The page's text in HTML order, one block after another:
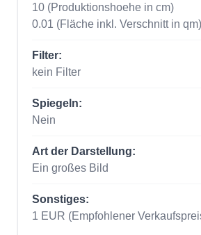
10 (Produktionshoehe in cm)
0.01 (Fläche inkl. Verschnitt in qm)
Filter:
kein Filter
Spiegeln:
Nein
Art der Darstellung:
Ein großes Bild
Sonstiges:
1 EUR (Empfohlener